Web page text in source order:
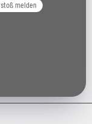
melden